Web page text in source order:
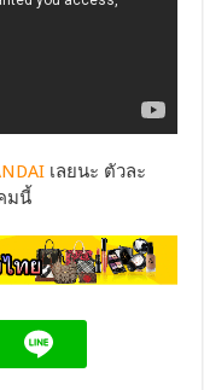
เลยนะ ตัวละ
มนี้